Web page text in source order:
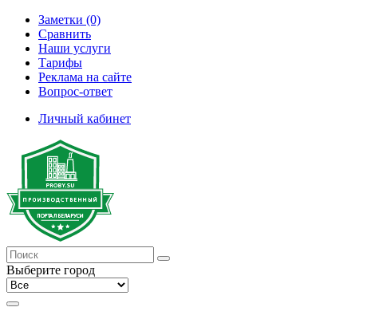
Заметки (0)
Сравнить
Наши услуги
Тарифы
Реклама на сайте
Вопрос-ответ
Личный кабинет
Выберите город